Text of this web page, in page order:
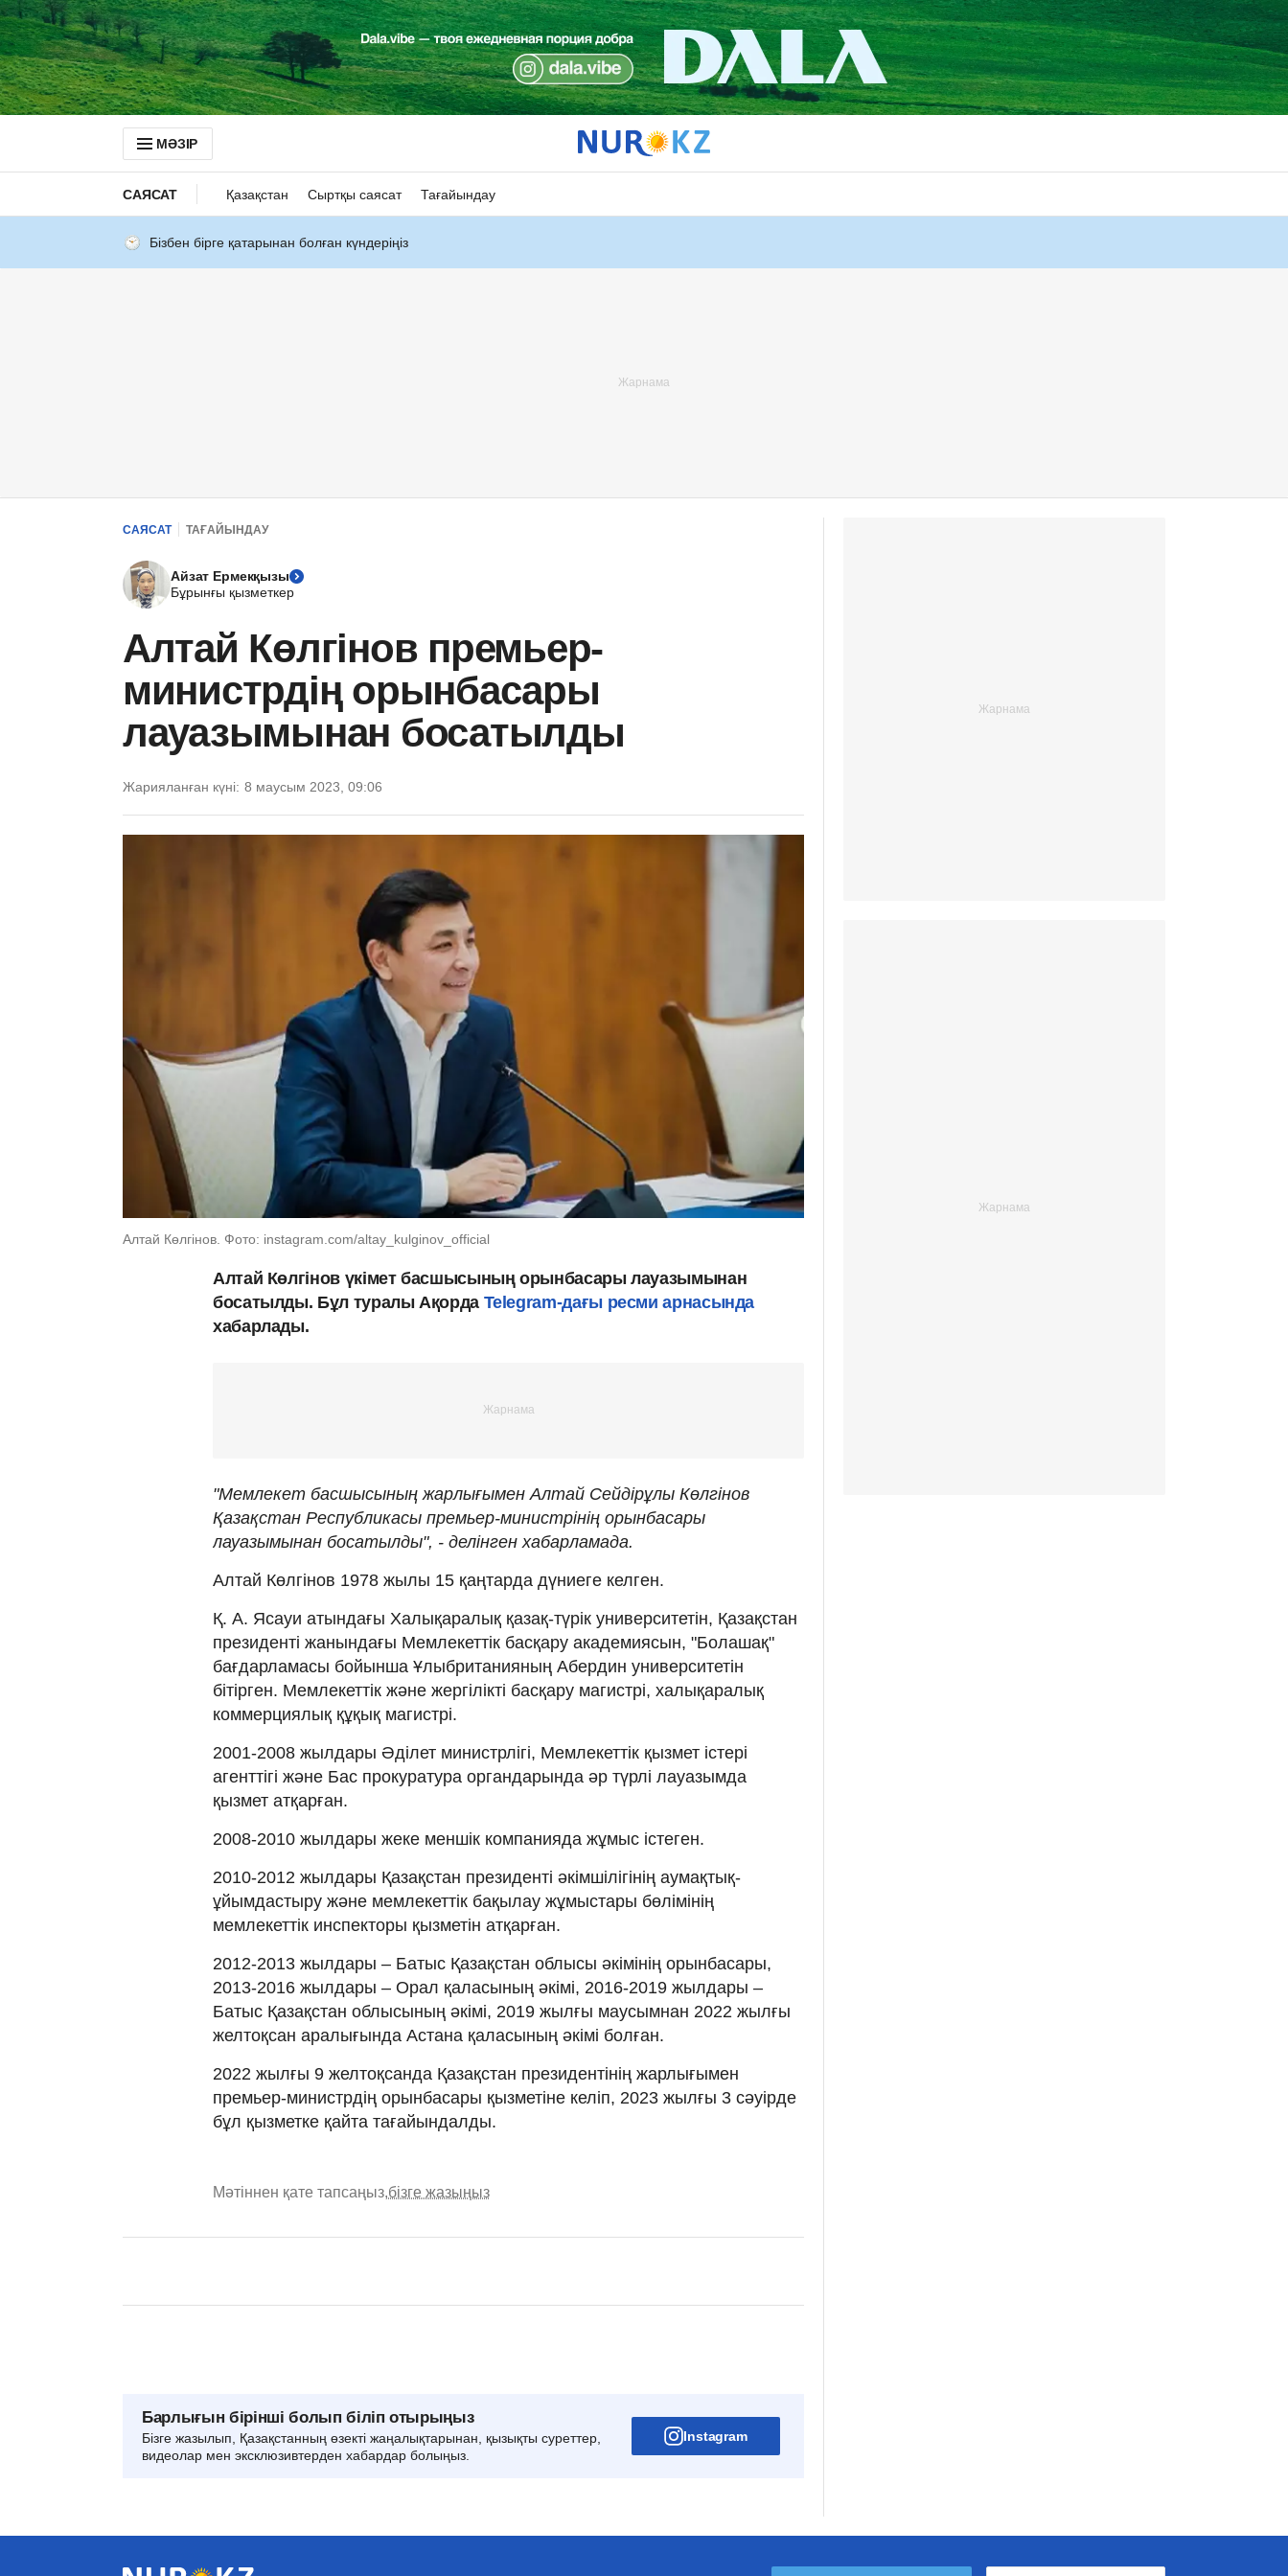
МӘЗІР
САЯСАТ Қазақстан Сыртқы саясат Тағайындау
Бізбен бірге қатарынан болған күндеріңіз
САЯСАТ ТАҒАЙЫНДАУ
Айзат Ермекқызы
Бұрынғы қызметкер
Алтай Көлгінов премьер-
министрдің орынбасары
лауазымынан босатылды
Жарияланған күні: 8 маусым 2023, 09:06
Алтай Көлгінов. Фото: instagram.com/altay_kulginov_official
Алтай Көлгінов үкімет басшысының орынбасары лауазымынан
босатылды. Бұл туралы Ақорда Telegram-дағы ресми арнасында
хабарлады.
"Мемлекет басшысының жарлығымен Алтай Сейдірұлы Көлгінов
Қазақстан Республикасы премьер-министрінің орынбасары
лауазымынан босатылды", - делінген хабарламада.
Алтай Көлгінов 1978 жылы 15 қаңтарда дүниеге келген.
Қ. А. Ясауи атындағы Халықаралық қазақ-түрік университетін, Қазақстан
президенті жанындағы Мемлекеттік басқару академиясын, "Болашақ"
бағдарламасы бойынша Ұлыбританияның Абердин университетін
бітірген. Мемлекеттік және жергілікті басқару магистрі, халықаралық
коммерциялық құқық магистрі.
2001-2008 жылдары Әділет министрлігі, Мемлекеттік қызмет істері
агенттігі және Бас прокуратура органдарында әр түрлі лауазымда
қызмет атқарған.
2008-2010 жылдары жеке меншік компанияда жұмыс істеген.
2010-2012 жылдары Қазақстан президенті әкімшілігінің аумақтық-
ұйымдастыру және мемлекеттік бақылау жұмыстары бөлімінің
мемлекеттік инспекторы қызметін атқарған.
2012-2013 жылдары – Батыс Қазақстан облысы әкімінің орынбасары,
2013-2016 жылдары – Орал қаласының әкімі, 2016-2019 жылдары –
Батыс Қазақстан облысының әкімі, 2019 жылғы маусымнан 2022 жылғы
желтоқсан аралығында Астана қаласының әкімі болған.
2022 жылғы 9 желтоқсанда Қазақстан президентінің жарлығымен
премьер-министрдің орынбасары қызметіне келіп, 2023 жылғы 3 сәуірде
бұл қызметке қайта тағайындалды.
Мәтіннен қате тапсаңыз,бізге жазыңыз
Барлығын бірінші болып біліп отырыңыз
Бізге жазылып, Қазақстанның өзекті жаңалықтарынан, қызықты суреттер,
видеолар мен эксклюзивтерден хабардар болыңыз.
Instagram